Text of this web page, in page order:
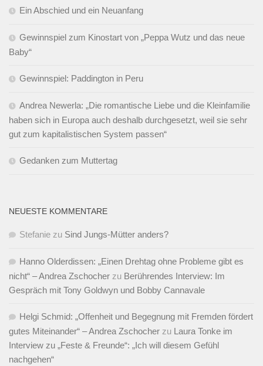
Ein Abschied und ein Neuanfang
Gewinnspiel zum Kinostart von „Peppa Wutz und das neue
Baby“
Gewinnspiel: Paddington in Peru
Andrea Newerla: „Die romantische Liebe und die Kleinfamilie
haben sich in Europa auch deshalb durchgesetzt, weil sie sehr
gut zum kapitalistischen System passen“
Gedanken zum Muttertag
NEUESTE KOMMENTARE
Stefanie zu Sind Jungs-Mütter anders?
Hanno Olderdissen: „Einen Drehtag ohne Probleme gibt es
nicht“ – Andrea Zschocher zu Berührendes Interview: Im
Gespräch mit Tony Goldwyn und Bobby Cannavale
Helgi Schmid: „Offenheit und Begegnung mit Fremden fördert
gutes Miteinander“ – Andrea Zschocher zu Laura Tonke im
Interview zu „Feste & Freunde“: „Ich will diesem Gefühl
nachgehen“